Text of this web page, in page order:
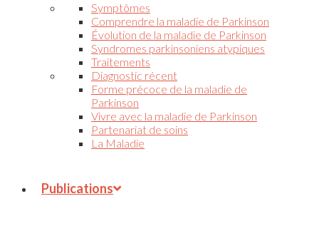
Symptômes
Comprendre la maladie de Parkinson
Évolution de la maladie de Parkinson
Syndromes parkinsoniens atypiques
Traitements
Diagnostic récent
Forme précoce de la maladie de
Parkinson
Vivre avec la maladie de Parkinson
Partenariat de soins
La Maladie
Publications